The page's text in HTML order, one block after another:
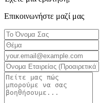
Επικοινωνήστε μαζί μας